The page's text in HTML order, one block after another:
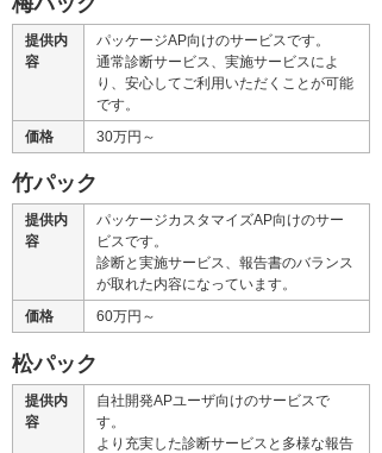
提供内
容
パッケージAP向けのサービスです。
通常診断サービス、実施サービスによ
り、安心してご利用いただくことが可能
です。
価格
30万円～
竹パック
提供内
容
パッケージカスタマイズAP向けのサー
ビスです。
診断と実施サービス、報告書のバランス
が取れた内容になっています。
価格
60万円～
松パック
提供内
容
自社開発APユーザ向けのサービスで
す。
より充実した診断サービスと多様な報告